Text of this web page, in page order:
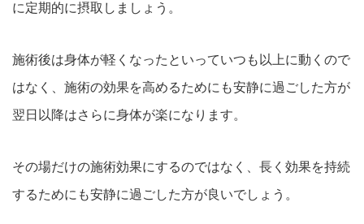
に定期的に摂取しましょう。
施術後は身体が軽くなったといっていつも以上に動くので
はなく、施術の効果を高めるためにも安静に過ごした方が
翌日以降はさらに身体が楽になります。
その場だけの施術効果にするのではなく、長く効果を持続
するためにも安静に過ごした方が良いでしょう。